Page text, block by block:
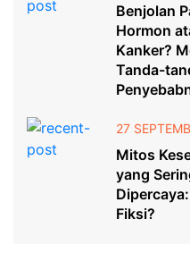
Benjolan
Hormon
Kanker?
Tanda-
27
Mitos
yang
Fiksi?